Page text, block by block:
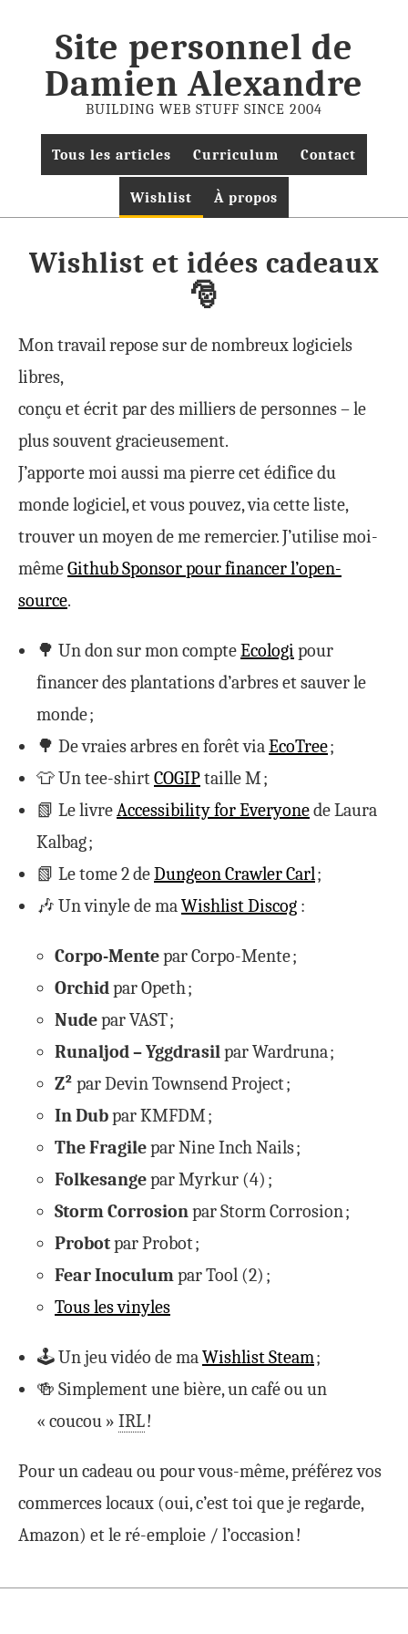
Site personnel de
Damien Alexandre
BUILDING WEB STUFF SINCE 2004
Tous les articles Curriculum Contact
Wishlist À propos
Wishlist et idées cadeaux
🎅
Mon travail repose sur de nombreux logiciels
libres,
conçu et écrit par des milliers de personnes – le
plus souvent gracieusement.
J’apporte moi aussi ma pierre cet édifice du
monde logiciel, et vous pouvez, via cette liste,
trouver un moyen de me remercier. J’utilise moi-
mêmeGithub Sponsor pour financer l’open-
source.
🌳 Un don sur mon compteEcologi pour
financer des plantations d’arbres et sauver le
monde ;
🌳 De vraies arbres en forêt viaEcoTree;
👕 Un tee-shirtCOGIPtaille M ;
📗 Le livreAccessibility for Everyonede Laura
Kalbag ;
📗 Le tome 2 deDungeon Crawler Carl;
🎶 Un vinyle de maWishlist Discog :
Corpo-Mentepar Corpo-Mente ;
Orchidpar Opeth ;
Nudepar VAST ;
Runaljod – Yggdrasilpar Wardruna ;
Z² par Devin Townsend Project ;
In Dubpar KMFDM ;
The Fragilepar Nine Inch Nails ;
Folkesangepar Myrkur (4) ;
Storm Corrosionpar Storm Corrosion ;
Probotpar Probot ;
Fear Inoculumpar Tool (2) ;
Tous les vinyles
🕹 Un jeu vidéo de maWishlist Steam;
🍻 Simplement une bière, un café ou un
« coucou » IRL!
Pour un cadeau ou pour vous-même, préférez vos
commerces locaux (oui, c’est toi que je regarde,
Amazon) et le ré-emploie / l’occasion !